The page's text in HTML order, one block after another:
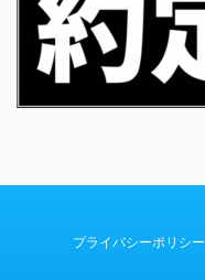
プライバシーポリシー